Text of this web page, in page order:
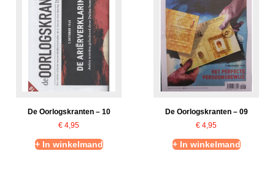
De Oorlogskranten – 10
€ 4,95
+ In winkelmand
De Oorlogskranten – 09
€ 4,95
+ In winkelmand